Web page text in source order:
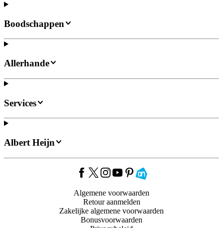
Boodschappen
Allerhande
Services
Albert Heijn
Algemene voorwaarden
Retour aanmelden
Zakelijke algemene voorwaarden
Bonusvoorwaarden